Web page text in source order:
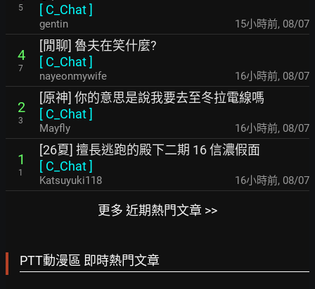
5
[ C_Chat]
gentin 15小時前, 08/07
4
7
[閒聊] 魯夫在笑什麼?
[ C_Chat]
nayeonmywife 16小時前, 08/07
2
3
[原神] 你的意思是說我要去至冬拉電線嗎
[ C_Chat]
Mayfly 16小時前, 08/07
1
1
[26夏] 擅長逃跑的殿下二期 16 信濃假面
[ C_Chat]
Katsuyuki118 16小時前, 08/07
更多 近期熱門文章 >>
PTT動漫區 即時熱門文章